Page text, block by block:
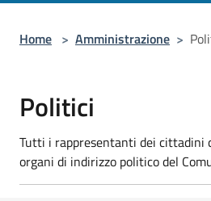
Home > Amministrazione >
Politici
Tutti i rappresentanti dei cittadini
organi di indirizzo politico del